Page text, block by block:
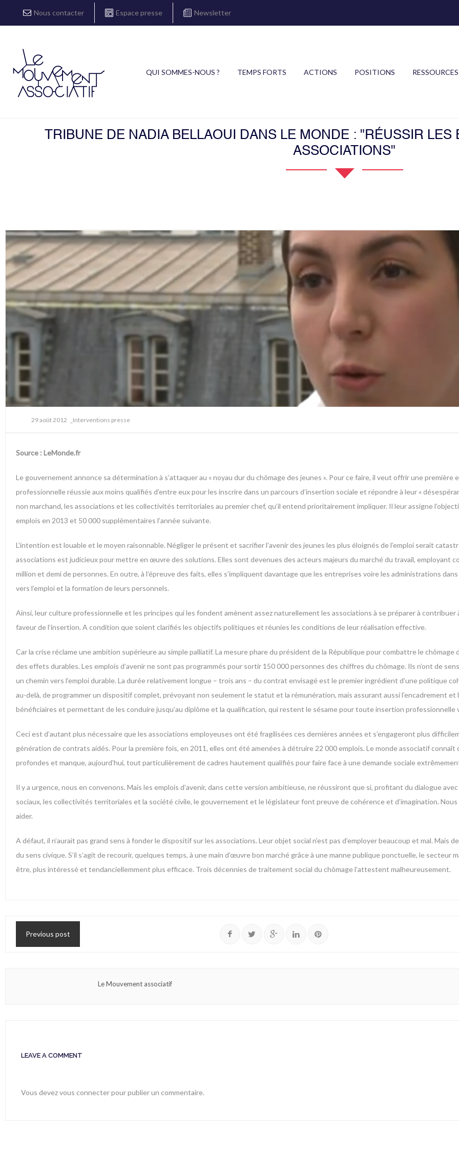
Nous contacter Espace presse Newsletter
QUI SOMMES-NOUS ? TEMPS FORTS ACTIONS POSITIONS RESSOURCES
TRIBUNE DE NADIA BELLAOUI DANS LE MONDE : "RÉUSSIR LES
ASSOCIATIONS"
29 août 2012 _Interventions presse
Source : LeMonde.fr
Le gouvernement annonce sa détermination à s’attaquer au « noyau dur du chômage des jeunes ». Pour ce faire, il veut offrir une première
professionnelle réussie aux moins qualifiés d’entre eux pour les inscrire dans un parcours d’insertion sociale et répondre à leur «
non marchand, les associations et les collectivités territoriales au premier chef, qu’il entend prioritairement impliquer. Il leur assigne
emplois en 2013 et 50 000 supplémentaires l’année suivante.
L’intention est louable et le moyen raisonnable. Négliger le présent et sacrifier l’avenir des jeunes les plus éloignés de l’emploi serait
associations est judicieux pour mettre en œuvre des solutions. Elles sont devenues des acteurs majeurs du marché du travail, employant
million et demi de personnes. En outre, à l’épreuve des faits, elles s’impliquent davantage que les entreprises voire les administrations
vers l’emploi et la formation de leurs personnels.
Ainsi, leur culture professionnelle et les principes qui les fondent amènent assez naturellement les associations à se préparer à contribuer
faveur de l’insertion. A condition que soient clarifiés les objectifs politiques et réunies les conditions de leur réalisation effective.
Car la crise réclame une ambition supérieure au simple palliatif. La mesure phare du président de la République pour combattre le chômage
des effets durables. Les emplois d’avenir ne sont pas programmés pour sortir 150 000 personnes des chiffres du chômage. Ils n’ont de
un chemin vers l’emploi durable. La durée relativement longue – trois ans – du contrat envisagé est le premier ingrédient d’une politique
au-delà, de programmer un dispositif complet, prévoyant non seulement le statut et la rémunération, mais assurant aussi l’encadrement et
bénéficiaires et permettant de les conduire jusqu’au diplôme et la qualification, qui restent le sésame pour toute insertion professionnelle
Ceci est d’autant plus nécessaire que les associations employeuses ont été fragilisées ces dernières années et s’engageront plus
génération de contrats aidés. Pour la première fois, en 2011, elles ont été amenées à détruire 22 000 emplois. Le monde associatif
profondes et manque, aujourd’hui, tout particulièrement de cadres hautement qualifiés pour faire face à une demande sociale
Il y a urgence, nous en convenons. Mais les emplois d’avenir, dans cette version ambitieuse, ne réussiront que si, profitant du dialogue
sociaux, les collectivités territoriales et la société civile, le gouvernement et le législateur font preuve de cohérence et d’imagination. Nous
aider.
A défaut, il n’aurait pas grand sens à fonder le dispositif sur les associations. Leur objet social n’est pas d’employer beaucoup et mal. Mais
du sens civique. S’il s’agit de recourir, quelques temps, à une main d’œuvre bon marché grâce à une manne publique ponctuelle, le secteur
être, plus intéressé et tendanciellemment plus efficace. Trois décennies de traitement social du chômage l’attestent malheureusement.
Previous post
Le Mouvement associatif
LEAVE A COMMENT
Vous devezvous connecterpour publier un commentaire.